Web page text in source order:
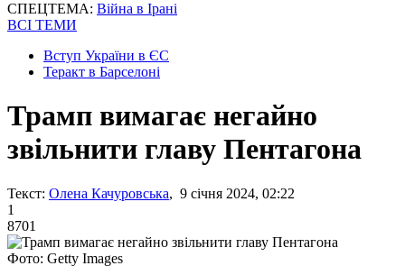
СПЕЦТЕМА: Війна в Ірані
ВСІ ТЕМИ
Вступ України в ЄС
Теракт в Барселоні
Трамп вимагає негайно
звільнити главу Пентагона
Текст: Олена Качуровська, 9 січня 2024, 02:22
1
8701
Фото: Getty Images